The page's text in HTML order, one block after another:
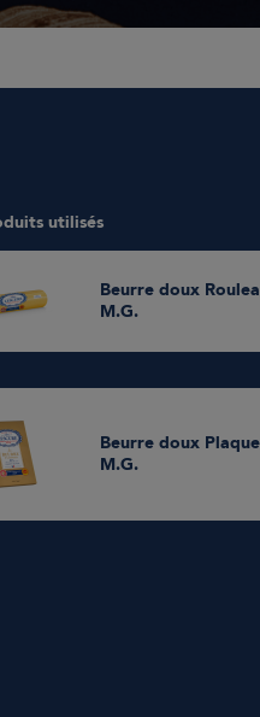
utilisés
Beurre doux Rouleau 250g 82%
M.G.
Beurre doux Plaque 1kg 84%
M.G.